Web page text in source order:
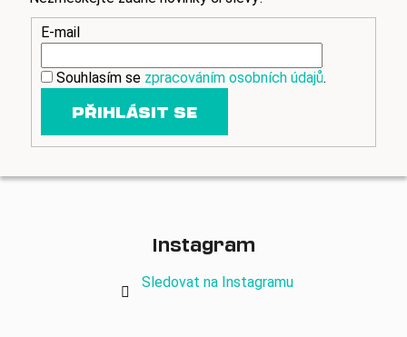
r
v
y
p
s
E-mail
Souhlasím se zpracováním osobních údajů.
PŘIHLÁSIT SE
Instagram
Sledovat na Instagramu